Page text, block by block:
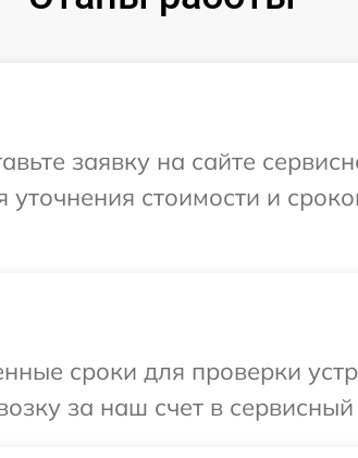
заявку на сайте
уточнения стоимости и
сроки для проверки
за наш счет в